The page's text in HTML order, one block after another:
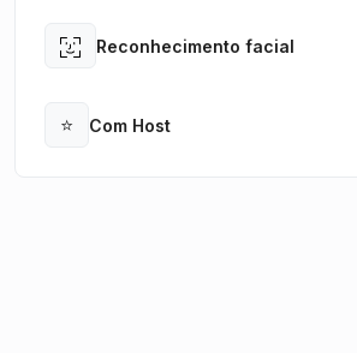
Reconhecimento facial
Open
⭐ Com Host
Open